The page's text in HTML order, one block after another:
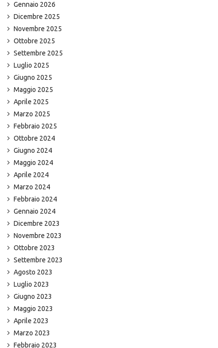
Gennaio 2026
Dicembre 2025
Novembre 2025
Ottobre 2025
Settembre 2025
Luglio 2025
Giugno 2025
Maggio 2025
Aprile 2025
Marzo 2025
Febbraio 2025
Ottobre 2024
Giugno 2024
Maggio 2024
Aprile 2024
Marzo 2024
Febbraio 2024
Gennaio 2024
Dicembre 2023
Novembre 2023
Ottobre 2023
Settembre 2023
Agosto 2023
Luglio 2023
Giugno 2023
Maggio 2023
Aprile 2023
Marzo 2023
Febbraio 2023